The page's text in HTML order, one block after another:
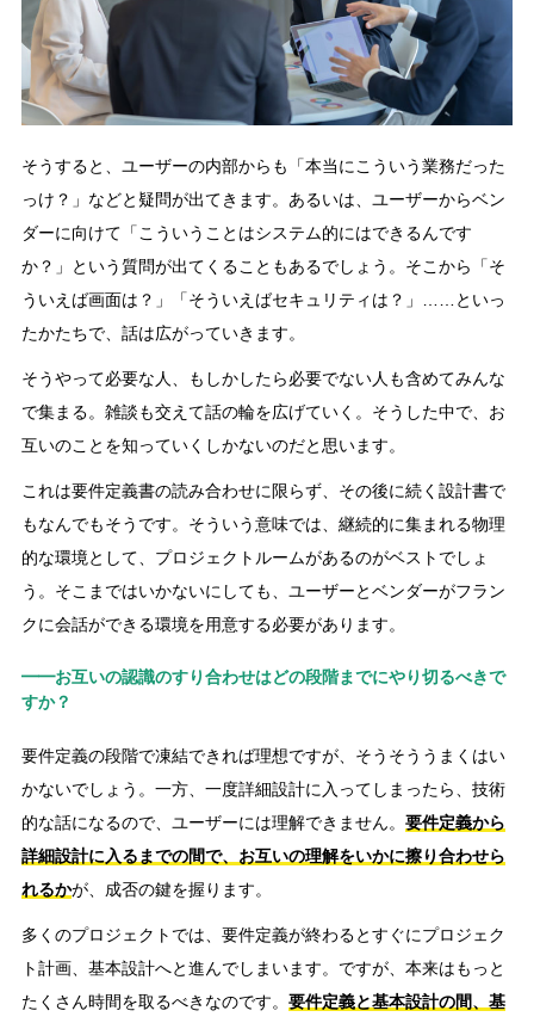
そうすると、ユーザーの内部からも「本当にこういう業務だった
っけ？」などと疑問が出てきます。あるいは、ユーザーからベン
ダーに向けて「こういうことはシステム的にはできるんです
か？」という質問が出てくることもあるでしょう。そこから「そ
ういえば画面は？」「そういえばセキュリティは？」……といっ
たかたちで、話は広がっていきます。
そうやって必要な人、もしかしたら必要でない人も含めてみんな
で集まる。雑談も交えて話の輪を広げていく。そうした中で、お
互いのことを知っていくしかないのだと思います。
これは要件定義書の読み合わせに限らず、その後に続く設計書で
もなんでもそうです。そういう意味では、継続的に集まれる物理
的な環境として、プロジェクトルームがあるのがベストでしょ
う。そこまではいかないにしても、ユーザーとベンダーがフラン
クに会話ができる環境を用意する必要があります。
━━お互いの認識のすり合わせはどの段階までにやり切るべきで
すか？
要件定義の段階で凍結できれば理想ですが、そうそううまくはい
かないでしょう。一方、一度詳細設計に入ってしまったら、技術
的な話になるので、ユーザーには理解できません。 要件定義から
詳細設計に入るまでの間で、お互いの理解をいかに擦り合わせら
れるかが、成否の鍵を握ります。
多くのプロジェクトでは、要件定義が終わるとすぐにプロジェク
ト計画、基本設計へと進んでしまいます。ですが、本来はもっと
たくさん時間を取るべきなのです。 要件定義と基本設計の間、基